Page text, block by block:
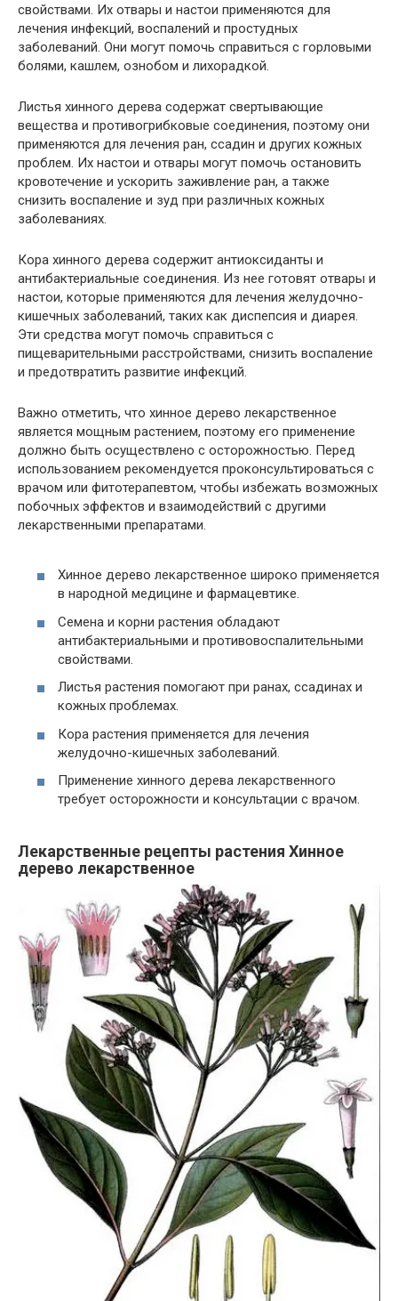
свойствами. Их отвары и настои применяются для
лечения инфекций, воспалений и простудных
заболеваний. Они могут помочь справиться с горловыми
болями, кашлем, ознобом и лихорадкой.
Листья хинного дерева содержат свертывающие
вещества и противогрибковые соединения, поэтому они
применяются для лечения ран, ссадин и других кожных
проблем. Их настои и отвары могут помочь остановить
кровотечение и ускорить заживление ран, а также
снизить воспаление и зуд при различных кожных
заболеваниях.
Кора хинного дерева содержит антиоксиданты и
антибактериальные соединения. Из нее готовят отвары и
настои, которые применяются для лечения желудочно-
кишечных заболеваний, таких как диспепсия и диарея.
Эти средства могут помочь справиться с
пищеварительными расстройствами, снизить воспаление
и предотвратить развитие инфекций.
Важно отметить, что хинное дерево лекарственное
является мощным растением, поэтому его применение
должно быть осуществлено с осторожностью. Перед
использованием рекомендуется проконсультироваться с
врачом или фитотерапевтом, чтобы избежать возможных
побочных эффектов и взаимодействий с другими
лекарственными препаратами.
Хинное дерево лекарственное широко применяется
в народной медицине и фармацевтике.
Семена и корни растения обладают
антибактериальными и противовоспалительными
свойствами.
Листья растения помогают при ранах, ссадинах и
кожных проблемах.
Кора растения применяется для лечения
желудочно-кишечных заболеваний.
Применение хинного дерева лекарственного
требует осторожности и консультации с врачом.
Лекарственные рецепты растения Хинное
дерево лекарственное